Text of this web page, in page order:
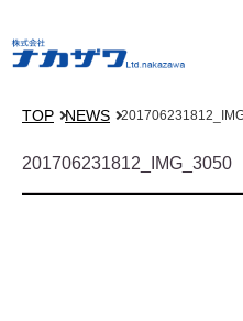
TOP NEWS
201706231812_IMG_3050